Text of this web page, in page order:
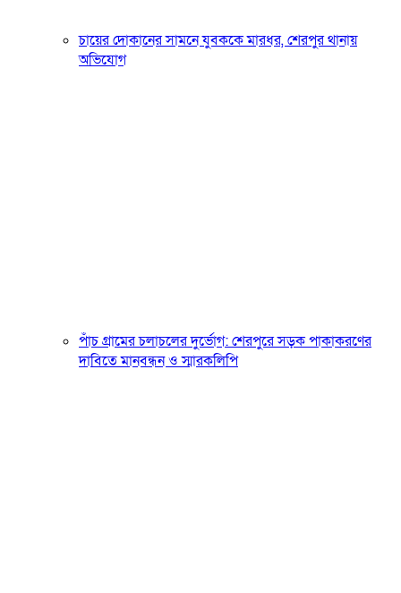
চায়ের দোকানের সামনে যুবককে মারধর, শেরপুর থানায়
অভিযোগ
পাঁচ গ্রামের চলাচলের দুর্ভোগ: শেরপুরে সড়ক পাকাকরণের
দাবিতে মানবন্ধন ও স্মারকলিপি